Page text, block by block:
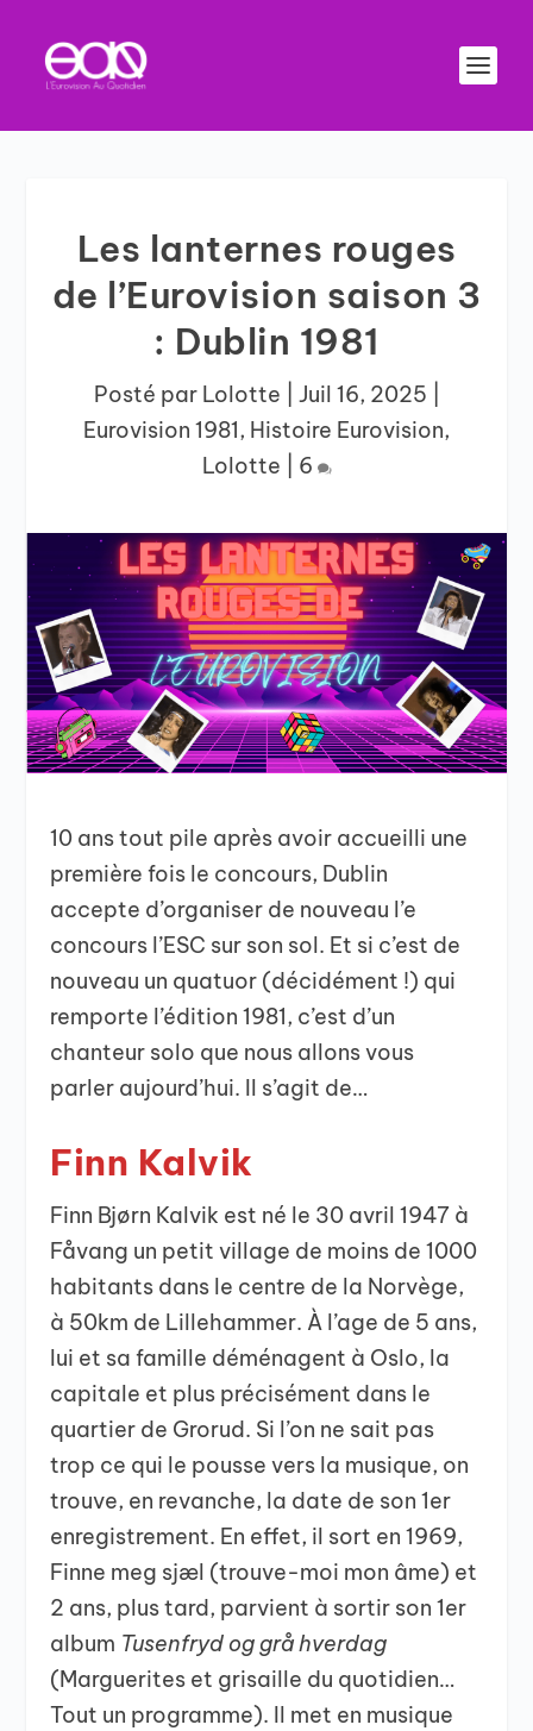
Les lanternes rouges
de l’Eurovision saison 3
: Dublin 1981
Posté par Lolotte Juil 16, 2025
Eurovision 1981, Histoire Eurovision,
Lolotte
6
10 ans tout pile après avoir accueilli une
première fois le concours, Dublin
accepte d’organiser de nouveau l’e
concours l’ESC sur son sol. Et si c’est de
nouveau un quatuor (décidément !) qui
remporte l’édition 1981, c’est d’un
chanteur solo que nous allons vous
parler aujourd’hui. Il s’agit de…
Finn Kalvik
Finn Bjørn Kalvik est né le 30 avril 1947 à
Fåvang un petit village de moins de 1000
habitants dans le centre de la Norvège,
à 50km de Lillehammer. À l’age de 5 ans,
lui et sa famille déménagent à Oslo, la
capitale et plus précisément dans le
quartier de Grorud. Si l’on ne sait pas
trop ce qui le pousse vers la musique, on
trouve, en revanche, la date de son 1er
enregistrement. En effet, il sort en 1969,
Finne meg sjæl (trouve-moi mon âme) et
2 ans, plus tard, parvient à sortir son 1er
album Tusenfryd og grå hverdag
(Marguerites et grisaille du quotidien…
Tout un programme). Il met en musique